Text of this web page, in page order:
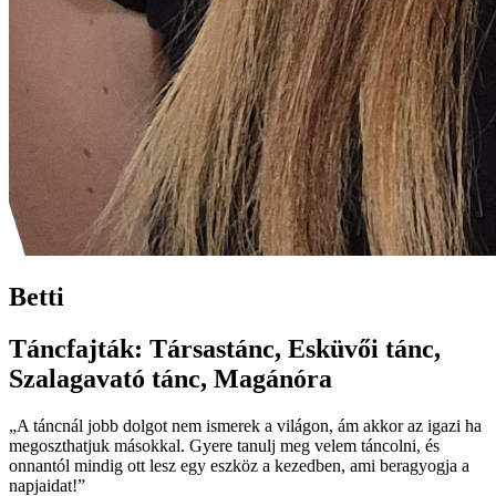
Betti
Táncfajták: Társastánc, Esküvői tánc,
Szalagavató tánc, Magánóra
„A táncnál jobb dolgot nem ismerek a világon, ám akkor az igazi ha
megoszthatjuk másokkal. Gyere tanulj meg velem táncolni, és
onnantól mindig ott lesz egy eszköz a kezedben, ami beragyogja a
napjaidat!”